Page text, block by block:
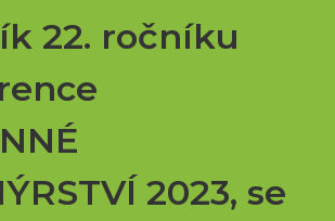
22. ročníku
2023, se